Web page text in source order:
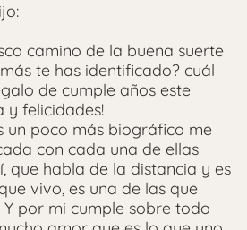
camino de la buena suerte
te has identificado? cuál
de cumple años este
y felicidades!
un poco más biográfico me
con cada una de ellas
que habla de la distancia y es
vivo, es una de las que
por mi cumple sobre todo